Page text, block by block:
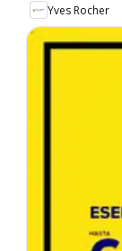
Yves Rocher